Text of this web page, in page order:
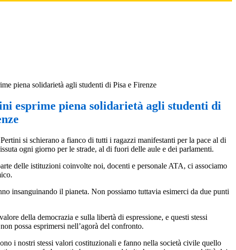
piena solidarietà agli studenti di Pisa e Firenze
esprime piena solidarietà agli studenti di
si schierano a fianco di tutti i ragazzi manifestanti per la pace al di
ogni giorno per le strade, al di fuori delle aule e dei parlamenti.
delle istituzioni coinvolte noi, docenti e personale ATA, ci associamo
insanguinando il pianeta. Non possiamo tuttavia esimerci da due punti
della democrazia e sulla libertà di espressione, e questi stessi
possa esprimersi nell’agorà del confronto.
i nostri stessi valori costituzionali e fanno nella società civile quello